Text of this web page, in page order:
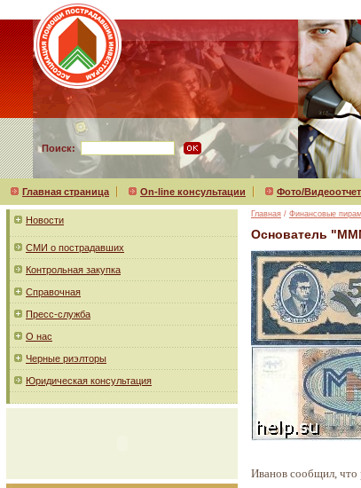
Поиск:
Главная страница On-line консультации Фото/
Новости
СМИ о пострадавших
Контрольная закупка
Справочная
Пресс-служба
О нас
Черные риэлторы
Юридическая консультация
Главная / Финансовые
Основатель
Иванов сообщил,